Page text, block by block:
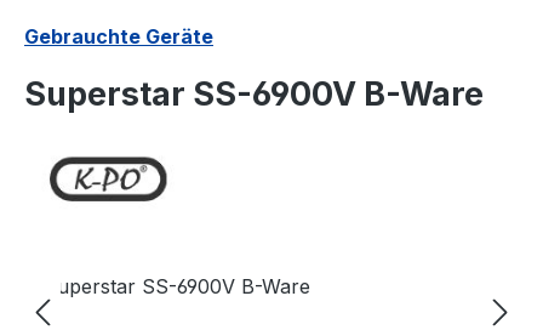
Gebrauchte Geräte
Superstar SS-6900V B-Ware
Bildergalerie überspringen